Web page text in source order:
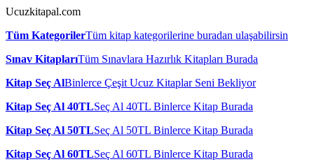
Ucuzkitapal.com
Tüm KategorilerTüm kitap kategorilerine buradan ulaşabilirsin
Sınav KitaplarıTüm Sınavlara Hazırlık Kitapları Burada
Kitap Seç AlBinlerce Çeşit Ucuz Kitaplar Seni Bekliyor
Kitap Seç Al 40TLSeç Al 40TL Binlerce Kitap Burada
Kitap Seç Al 50TLSeç Al 50TL Binlerce Kitap Burada
Kitap Seç Al 60TLSeç Al 60TL Binlerce Kitap Burada